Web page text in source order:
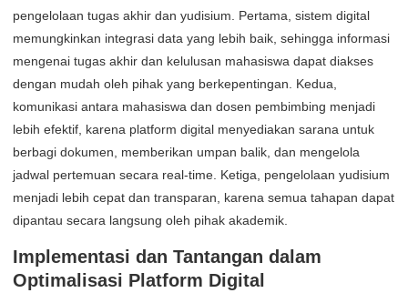
pengelolaan tugas akhir dan yudisium. Pertama, sistem digital
memungkinkan integrasi data yang lebih baik, sehingga informasi
mengenai tugas akhir dan kelulusan mahasiswa dapat diakses
dengan mudah oleh pihak yang berkepentingan. Kedua,
komunikasi antara mahasiswa dan dosen pembimbing menjadi
lebih efektif, karena platform digital menyediakan sarana untuk
berbagi dokumen, memberikan umpan balik, dan mengelola
jadwal pertemuan secara real-time. Ketiga, pengelolaan yudisium
menjadi lebih cepat dan transparan, karena semua tahapan dapat
dipantau secara langsung oleh pihak akademik.
Implementasi dan Tantangan dalam
Optimalisasi Platform Digital